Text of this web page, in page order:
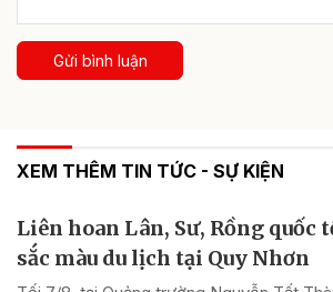
Gửi bình luận
XEM THÊM TIN TỨC - SỰ KIỆN
Liên hoan Lân, Sư, Rồng quốc
sắc màu du lịch tại Quy Nhơn